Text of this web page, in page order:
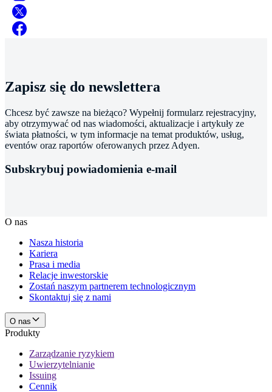
Zapisz się do newslettera
Chcesz być zawsze na bieżąco? Wypełnij formularz rejestracyjny,
aby otrzymywać od nas wiadomości, aktualizacje i artykuły ze
świata płatności, w tym informacje na temat produktów, usług,
eventów oraz raportów oferowanych przez Adyen.
Subskrybuj powiadomienia e-mail
O nas
Nasza historia
Kariera
Prasa i media
Relacje inwestorskie
Zostań naszym partnerem technologicznym
Skontaktuj się z nami
O nas
Produkty
Zarządzanie ryzykiem
Uwierzytelnianie
Issuing
Cennik